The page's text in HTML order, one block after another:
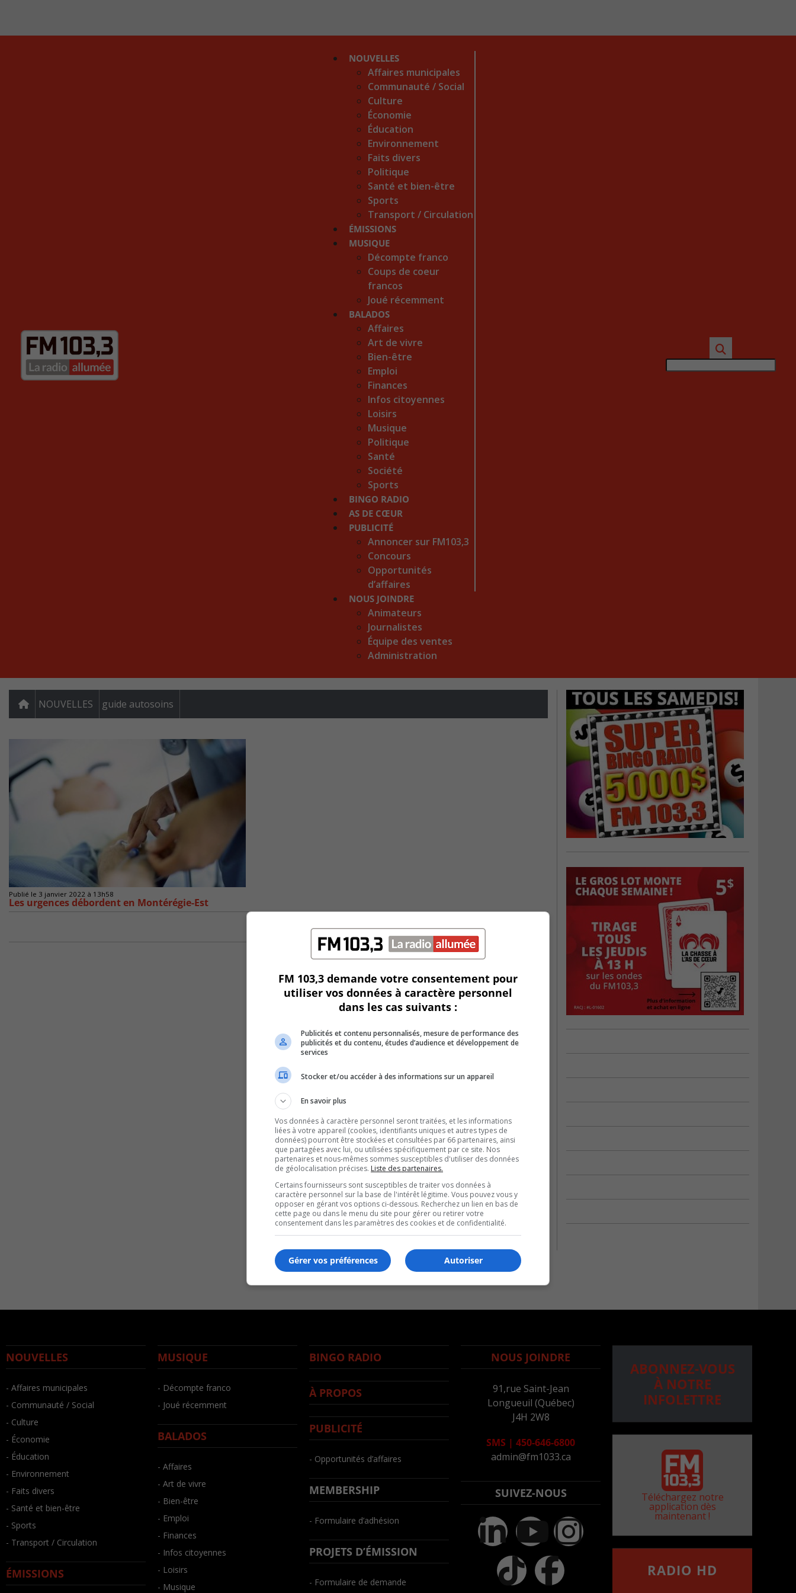
NOUVELLES
Affaires municipales
Communauté / Social
Culture
Économie
Éducation
Environnement
Faits divers
Politique
Santé et bien-être
Sports
Transport / Circulation
ÉMISSIONS
MUSIQUE
Décompte franco
Coups de coeur
francos
Joué récemment
BALADOS
Affaires
Art de vivre
Bien-être
Emploi
Finances
Infos citoyennes
Loisirs
Musique
Politique
Santé
Société
Sports
BINGO RADIO
AS DE CŒUR
PUBLICITÉ
Annoncer sur FM103,3
Concours
Opportunités
d’affaires
NOUS JOINDRE
Animateurs
Journalistes
Équipe des ventes
Administration
NOUVELLES guide autosoins
Publié le 3 janvier 2022 à 13h58
Les urgences débordent en Montérégie-Est
NOUVELLES
- Affaires municipales
- Communauté / Social
- Culture
- Économie
- Éducation
- Environnement
- Faits divers
- Santé et bien-être
- Sports
- Transport / Circulation
ÉMISSIONS
MUSIQUE
- Décompte franco
- Joué récemment
BALADOS
- Affaires
- Art de vivre
- Bien-être
- Emploi
- Finances
- Infos citoyennes
- Loisirs
- Musique
BINGO RADIO
À PROPOS
PUBLICITÉ
- Opportunités d’affaires
MEMBERSHIP
- Formulaire d’adhésion
PROJETS D’ÉMISSION
- Formulaire de demande
NOUS JOINDRE
91,rue Saint-Jean
Longueuil (Québec)
J4H 2W8
SMS | 450-646-6800
admin@fm1033.ca
SUIVEZ-NOUS
ABONNEZ-VOUS
À NOTRE
INFOLETTRE
Téléchargez notre
application dès
maintenant !
RADIO HD
FM 103,3 demande votre consentement pour
utiliser vos données à caractère personnel
dans les cas suivants :
Publicités et contenu personnalisés, mesure de performance des
publicités et du contenu, études d’audience et développement de
services
Stocker et/ou accéder à des informations sur un appareil
En savoir plus
Vos données à caractère personnel seront traitées, et les informations
liées à votre appareil (cookies, identifiants uniques et autres types de
données) pourront être stockées et consultées par 66 partenaires, ainsi
que partagées avec lui, ou utilisées spécifiquement par ce site. Nos
partenaires et nous-mêmes sommes susceptibles d'utiliser des données
de géolocalisation précises. Liste des partenaires.
Certains fournisseurs sont susceptibles de traiter vos données à
caractère personnel sur la base de l'intérêt légitime. Vous pouvez vous y
opposer en gérant vos options ci-dessous. Recherchez un lien en bas de
cette page ou dans le menu du site pour gérer ou retirer votre
consentement dans les paramètres des cookies et de confidentialité.
Autoriser
Gérer vos préférences